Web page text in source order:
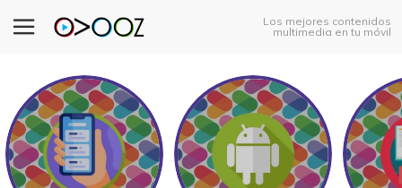
Los mejores contenidos
multimedia en tu móvil